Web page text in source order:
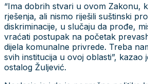
“Ima dobrih stvari u ovom Zakonu,
rješenja, ali nismo riješili suštinski
diskriminacije, u slučaju da prođe,
vraćati postupak na početak
dijela komunalne privrede. Treba
svih institucija u ovoj oblasti”, kazao
ostalog Žuljević.